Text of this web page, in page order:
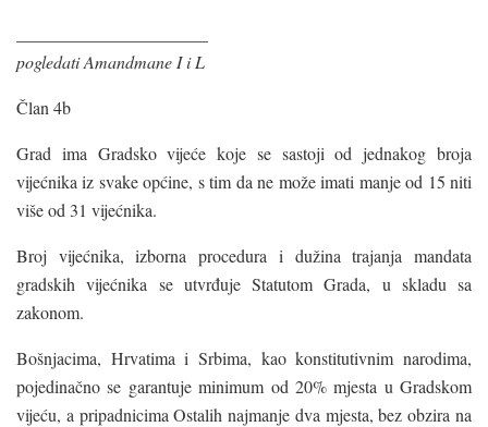
pogledati Amandmane I i L
Član 4b
Grad ima Gradsko vijeće koje se sastoji od jednakog broja
vijećnika iz svake općine, s tim da ne može imati manje od 15 niti
više od 31 vijećnika.
Broj vijećnika, izborna procedura i dužina trajanja mandata
gradskih vijećnika se utvrđuje Statutom Grada, u skladu sa
zakonom.
Bošnjacima, Hrvatima i Srbima, kao konstitutivnim narodima,
pojedinačno se garantuje minimum od 20% mjesta u Gradskom
vijeću, a pripadnicima Ostalih najmanje dva mjesta, bez obzira na